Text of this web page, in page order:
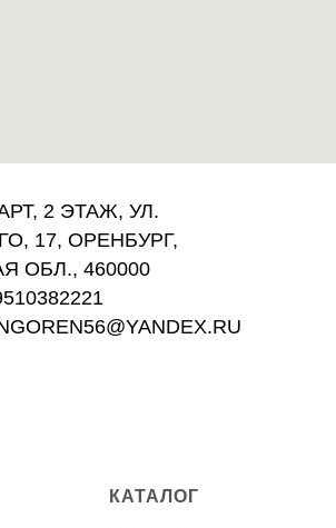
2 ЭТАЖ, УЛ.
17, ОРЕНБУРГ,
ОБЛ., 460000
КАТАЛОГ